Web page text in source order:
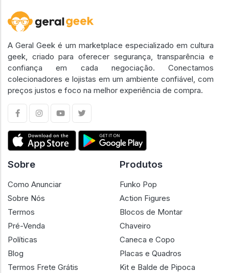
A Geral Geek é um marketplace especializado em cultura
geek, criado para oferecer segurança, transparência e
confiança em cada negociação. Conectamos
colecionadores e lojistas em um ambiente confiável, com
preços justos e foco na melhor experiência de compra.
Sobre
Como Anunciar
Sobre Nós
Termos
Pré-Venda
Políticas
Blog
Termos Frete Grátis
Produtos
Funko Pop
Action Figures
Blocos de Montar
Chaveiro
Caneca e Copo
Placas e Quadros
Kit e Balde de Pipoca